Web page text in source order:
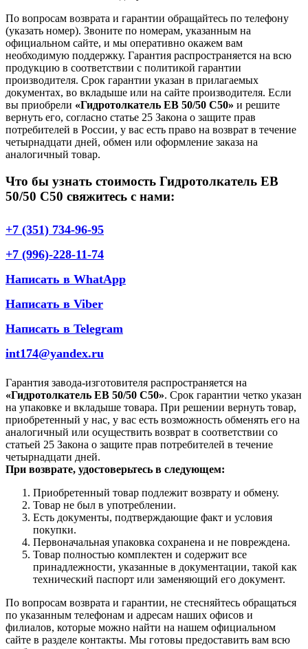
По вопросам возврата и гарантии обращайтесь по телефону
(указать номер). Звоните по номерам, указанным на
официальном сайте, и мы оперативно окажем вам
необходимую поддержку. Гарантия распространяется на всю
продукцию в соответствии с политикой гарантии
производителя. Срок гарантии указан в прилагаемых
документах, во вкладыше или на сайте производителя. Если
вы приобрели «Гидротолкатель EB 50/50 С50» и решите
вернуть его, согласно статье 25 Закона о защите прав
потребителей в России, у вас есть право на возврат в течение
четырнадцати дней, обмен или оформление заказа на
аналогичный товар.
Что бы узнать стоимость Гидротолкатель EB
50/50 С50 свяжитесь с нами:
+7 (351) 734-96-95
+7 (996)-228-11-74
Написать в WhatApp
Написать в Viber
Написать в Telegram
int174@yandex.ru
Гарантия завода-изготовителя распространяется на
«Гидротолкатель EB 50/50 С50». Срок гарантии четко указан
на упаковке и вкладыше товара. При решении вернуть товар,
приобретенный у нас, у вас есть возможность обменять его на
аналогичный или осуществить возврат в соответствии со
статьей 25 Закона о защите прав потребителей в течение
четырнадцати дней.
При возврате, удостоверьтесь в следующем:
Приобретенный товар подлежит возврату и обмену.
Товар не был в употреблении.
Есть документы, подтверждающие факт и условия
покупки.
Первоначальная упаковка сохранена и не повреждена.
Товар полностью комплектен и содержит все
принадлежности, указанные в документации, такой как
технический паспорт или заменяющий его документ.
По вопросам возврата и гарантии, не стесняйтесь обращаться
по указанным телефонам и адресам наших офисов и
филиалов, которые можно найти на нашем официальном
сайте в разделе контакты. Мы готовы предоставить вам всю